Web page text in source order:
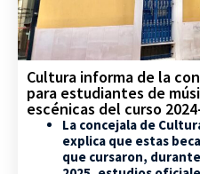
Cultura informa de la
para estudiantes de
escénicas del curso
La concejala de
explica que estas
que cursaron,